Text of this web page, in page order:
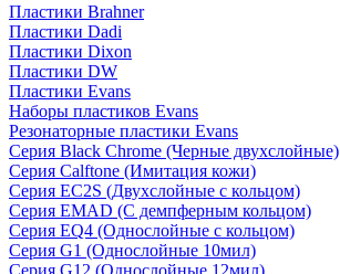
Пластики Brahner
Пластики Dadi
Пластики Dixon
Пластики DW
Пластики Evans
Наборы пластиков Evans
Резонаторные пластики Evans
Серия Black Chrome (Черные двухслойные)
Серия Calftone (Имитация кожи)
Серия EC2S (Двухслойные с кольцом)
Серия EMAD (С демпферным кольцом)
Серия EQ4 (Однослойные с кольцом)
Серия G1 (Однослойные 10мил)
Серия G12 (Однослойные 12мил)